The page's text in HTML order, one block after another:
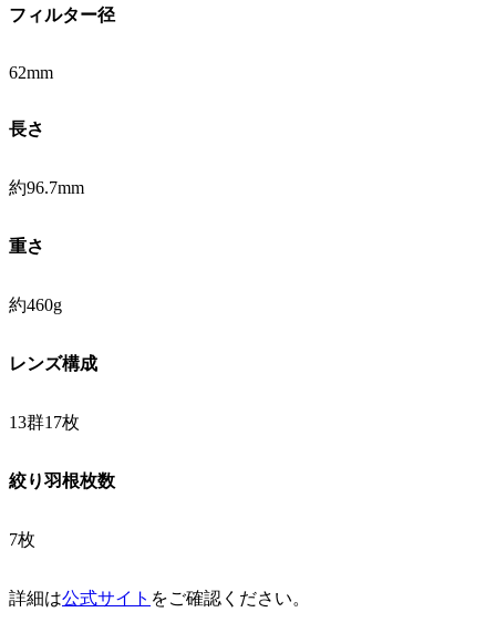
フィルター径
62mm
長さ
約96.7mm
重さ
約460g
レンズ構成
13群17枚
絞り羽根枚数
7枚
詳細は公式サイト をご確認ください。